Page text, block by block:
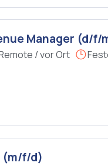
Manager (d/f/
/ vor Ort
(m/f/d)